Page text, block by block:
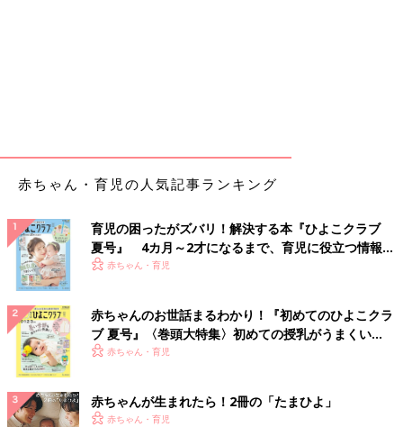
赤ちゃん・育児の人気記事ランキング
育児の困ったがズバリ！解決する本『ひよこクラブ
夏号』 4カ月～2才になるまで、育児に役立つ情報が
いっぱい！
赤ちゃん・育児
赤ちゃんのお世話まるわかり！『初めてのひよこクラ
ブ 夏号』〈巻頭大特集〉初めての授乳がうまくい
く！ おっぱい・ミルクの基本と夏のトラブル 解決テ
赤ちゃん・育児
赤ちゃんが生まれたら！2冊の「たまひよ」
赤ちゃん・育児